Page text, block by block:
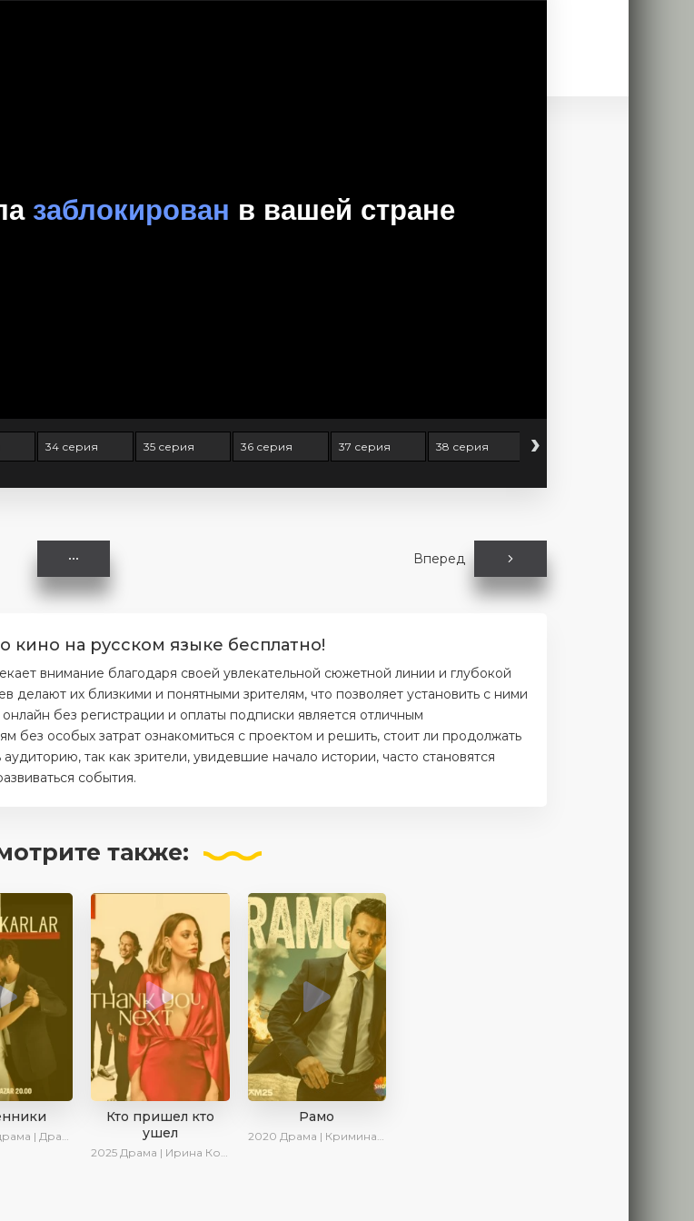
34 серия 35 серия 36 серия 37 серия 38 серия 39 серия
›
Вперед
кино на русском языке бесплатно!
внимание благодаря своей увлекательной сюжетной линии и глубокой
их близкими и понятными зрителям, что позволяет установить с ними
без регистрации и оплаты подписки является отличным
без особых затрат ознакомиться с проектом и решить, стоит ли продолжать
так как зрители, увидевшие начало истории, часто становятся
события.
также:
| AlisaDirilis | Новинки | Сериалы 2025
Кто пришел кто
ушел
2025 Драма | Ирина Котова | Новинки | Сериалы 2025
Рамо
2020 Драма | Криминал | SesDizi | Ирина Котова